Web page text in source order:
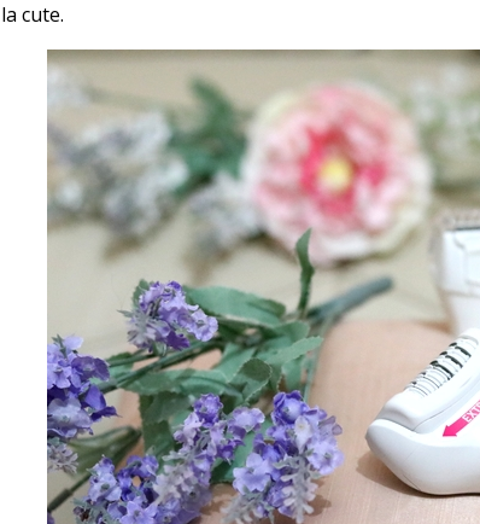
la cute.